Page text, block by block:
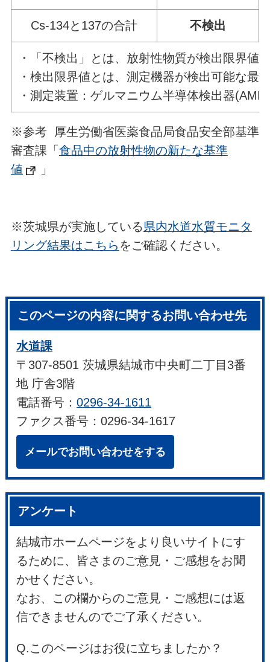
Cs-134と137の合計 不検出
・「不検出」とは、放射性物質が検出限界値
・検出限界値とは、測定機器が検出可能な最
・測定装置：ゲルマニウム半導体検出器
※参考 厚生労働省医薬食品局食品安全部基準
審査課「食品中の放射性物の新たな基準
値
」
※茨城県が実施している県内水道水質モニタ
リング結果はこちら をご確認ください。
このページの内容に関するお問い合わせ先
水道課
〒307-8501 茨城県結城市中央町二丁目3番
地 庁舎3階
電話番号：0296-34-1611
ファクス番号：0296-34-1617
メールでお問い合わせをする
アンケート
結城市ホームページをより良いサイトにす
るために、皆さまのご意見・ご感想をお聞
かせください。
なお、この欄からのご意見・ご感想には返
信できませんのでご了承ください。
Q.このページはお役に立ちましたか？